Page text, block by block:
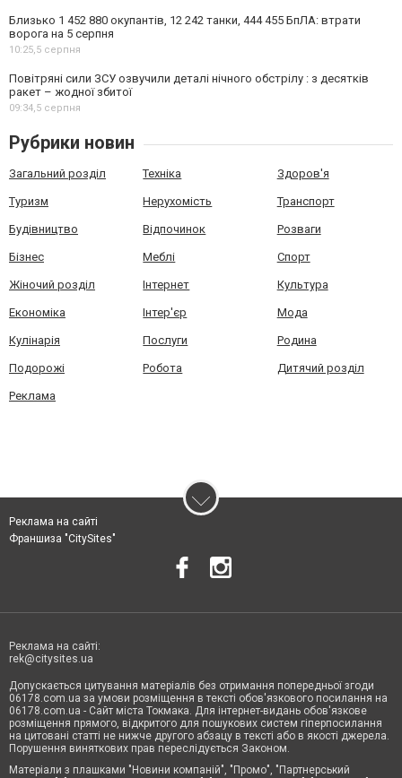
Близько 1 452 880 окупантів, 12 242 танки, 444 455 БпЛА: втрати
ворога на 5 серпня
10:25,5 серпня
Повітряні сили ЗСУ озвучили деталі нічного обстрілу : з десятків
ракет – жодної збитої
09:34,5 серпня
Рубрики новин
Загальний розділ Техніка Здоров'я
Туризм Нерухомість Транспорт
Будівництво Відпочинок Розваги
Бізнес Меблі Спорт
Жіночий розділ Інтернет Культура
Економіка Інтер'єр Мода
Кулінарія Послуги Родина
Подорожі Робота Дитячий розділ
Реклама
Реклама на сайті
Франшиза "CitySites"
Реклама на сайті:
rek@citysites.ua
Допускається цитування матеріалів без отримання попередньої згоди
06178.com.ua за умови розміщення в тексті обов'язкового посилання на
06178.com.ua - Сайт міста Токмака. Для інтернет-видань обов'язкове
розміщення прямого, відкритого для пошукових систем гіперпосилання
на цитовані статті не нижче другого абзацу в тексті або в якості джерела.
Порушення виняткових прав переслідується Законом.
Матеріали з плашками "Новини компаній", "Промо", "Партнерський